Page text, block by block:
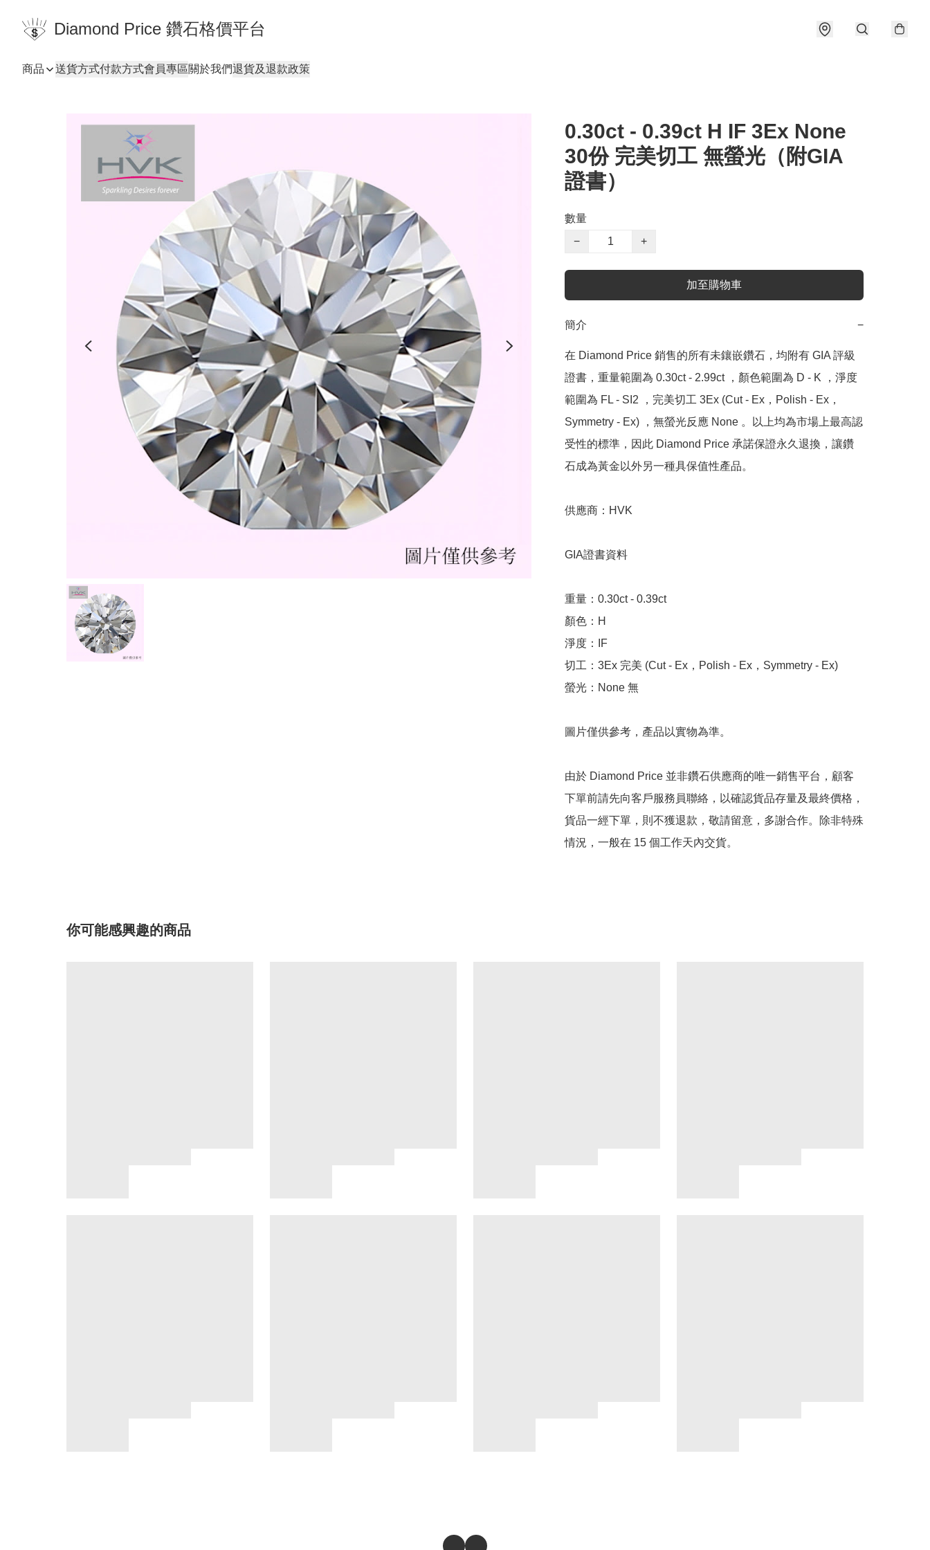
Diamond Price 鑽石格價平台
商品 送貨方式付款方式會員專區關於我們退貨及退款政策
0.30ct - 0.39ct H IF 3Ex None
30份 完美切工 無螢光（附GIA
證書）
數量
−
+
加至購物車
簡介 −
在 Diamond Price 銷售的所有未鑲嵌鑽石，均附有 GIA 評級
證書，重量範圍為 0.30ct - 2.99ct ，顏色範圍為 D - K ，淨度
範圍為 FL - SI2 ，完美切工 3Ex (Cut - Ex，Polish - Ex，
Symmetry - Ex) ，無螢光反應 None 。以上均為市場上最高認
受性的標準，因此 Diamond Price 承諾保證永久退換，讓鑽
石成為黃金以外另一種具保值性產品。
供應商：HVK
GIA證書資料
重量：0.30ct - 0.39ct
顏色：H
淨度：IF
切工：3Ex 完美 (Cut - Ex，Polish - Ex，Symmetry - Ex)
螢光：None 無
圖片僅供參考，產品以實物為準。
由於 Diamond Price 並非鑽石供應商的唯一銷售平台，顧客
下單前請先向客戶服務員聯絡，以確認貨品存量及最終價格，
貨品一經下單，則不獲退款，敬請留意，多謝合作。除非特殊
情況，一般在 15 個工作天內交貨。
你可能感興趣的商品